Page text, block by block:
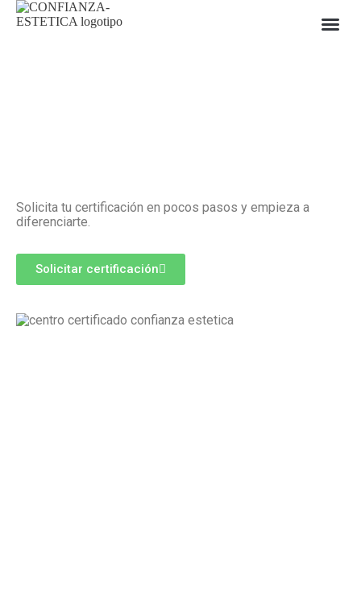
Solicita tu certificación en pocos pasos y empieza a
diferenciarte.
Solicitar certificación